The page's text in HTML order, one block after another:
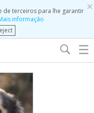
×
de terceiros para lhe garantir
informação
☰